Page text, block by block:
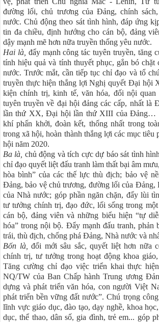
đường lối, chủ trương của Đảng, chính
nước. Chủ động theo sát tình hình, đáp ứng
tin đa chiều, định hướng cho cán bộ, đảng
dậy mạnh mẽ hơn nữa truyền thống yêu nước.
Hai là, đẩy mạnh công tác tuyên truyền, tăng
tính hiệu quả và tính thuyết phục, gắn bó chặt
nước. Trước mắt, cần tiếp tục chỉ đạo và tổ
truyền thực hiện thắng lợi Nghị quyết Đại hội
kiện chính trị, kinh tế, văn hóa, đối nội quan
tuyên truyền về đại hội đảng các cấp, nhất là
lần thứ XX, Đại hội lần thứ XIII của Đảng…
khí phấn khởi, đoàn kết, thống nhất trong
trong xã hội, hoàn thành thắng lợi các mục tiêu
hội năm 2020.
Ba là, chủ động và tích cực dự báo sát tình
chỉ đạo quyết liệt đấu tranh làm thất bại âm
hòa bình” của các thế lực thù địch; bảo vệ
Đảng, bảo vệ chủ trương, đường lối của Đảng,
của Nhà nước; góp phần ngăn chặn, đẩy lùi
tư tưởng chính trị, đạo đức, lối sống trong
cán bộ, đảng viên và những biểu hiện “tự
hóa” trong nội bộ. Đẩy mạnh đấu tranh, phản
trái, thù địch, chống phá Đảng, Nhà nước và
Bốn là, đổi mới sâu sắc, quyết liệt hơn nữa
chính trị, tư tưởng trong hoạt động khoa
Tăng cường chỉ đạo việc triển khai thực
NQ/TW của Ban Chấp hành Trung ương
dựng và phát triển văn hóa, con người Việt
phát triển bền vững đất nước”. Chú trọng
lĩnh vực giáo dục, đào tạo, dạy nghề, khoa
dục, thể thao, dân số, gia đình, trẻ em... góp